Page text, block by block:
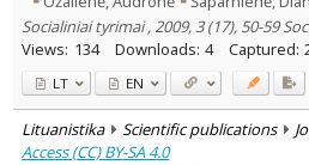
Socialiniai tyrimai , 2009, 3 (17), 50-59
Views: 134 Downloads: 4 Captured:
LT EN
Lituanistika Scientific publications
Access (CC) BY-SA 4.0